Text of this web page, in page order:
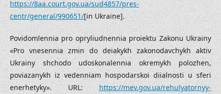
https://8aa.court.gov.ua/sud4857/pres-
centr/general/990651/[in Ukraine].
Povidomlennia pro opryliudnennia proiektu Zakonu Ukrainy
«Pro vnesennia zmin do deiakykh zakonodavchykh aktiv
Ukrainy shchodo udoskonalennia okremykh polozhen,
poviazanykh iz vedenniam hospodarskoi diialnosti u sferi
enerhetyky». URL:https://mev.gov.ua/rehulyatornyy-